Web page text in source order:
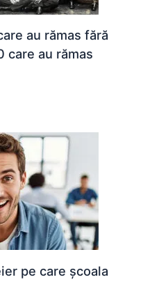
au rămas fără
care au rămas
pe care școala